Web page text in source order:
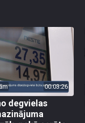
00:03:26
degvielas